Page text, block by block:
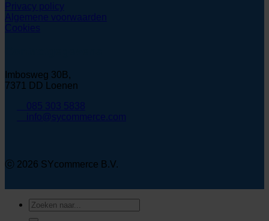
Privacy policy
Algemene voorwaarden
Cookies
Imbosweg 30B,
7371 DD Loenen
085 303 5838
info@sycommerce.com
ⓒ 2026 SYcommerce B.V.
Zoeken
naar: